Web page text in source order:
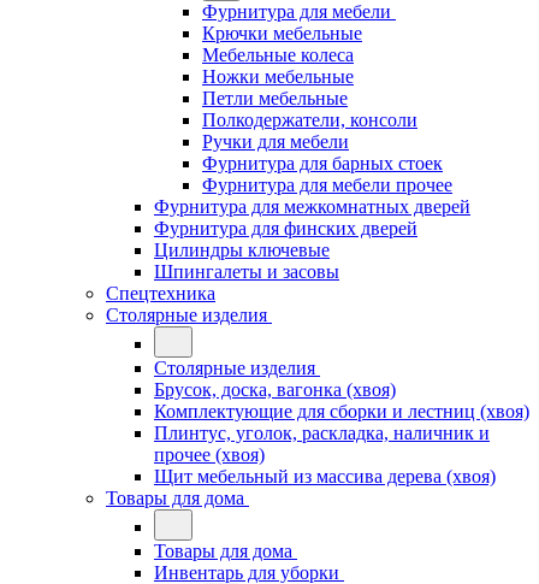
Фурнитура для мебели
Крючки мебельные
Мебельные колеса
Ножки мебельные
Петли мебельные
Полкодержатели, консоли
Ручки для мебели
Фурнитура для барных стоек
Фурнитура для мебели прочее
Фурнитура для межкомнатных дверей
Фурнитура для финских дверей
Цилиндры ключевые
Шпингалеты и засовы
Спецтехника
Столярные изделия
Столярные изделия
Брусок, доска, вагонка (хвоя)
Комплектующие для сборки и лестниц (хвоя)
Плинтус, уголок, раскладка, наличник и
прочее (хвоя)
Щит мебельный из массива дерева (хвоя)
Товары для дома
Товары для дома
Инвентарь для уборки